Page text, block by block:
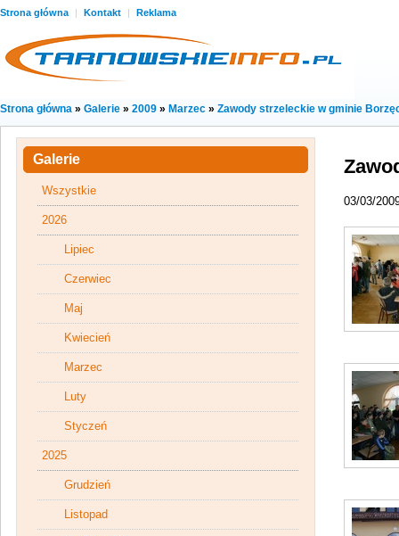
Strona główna | Kontakt | Reklama
Strona główna » Galerie » 2009 » Marzec » Zawody strzeleckie w gminie
03/03/
Galerie
Wszystkie
2026
Lipiec
Czerwiec
Maj
Kwiecień
Marzec
Luty
Styczeń
2025
Grudzień
Listopad